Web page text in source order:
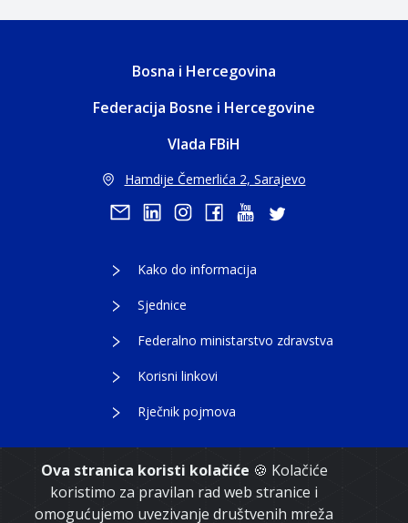
Ova stranica koristi kolačiće 🍪 Kolačiće
koristimo za pravilan rad web stranice i
omogućujemo uvezivanje društvenih mreža
Bosna i Hercegovina
Federacija Bosne i Hercegovine
Vlada FBiH
Hamdije Čemerlića 2, Sarajevo
Kako do informacija
Sjednice
Federalno ministarstvo zdravstva
Korisni linkovi
Rječnik pojmova
Copyright 2021. Vlada Federacije Bosne i